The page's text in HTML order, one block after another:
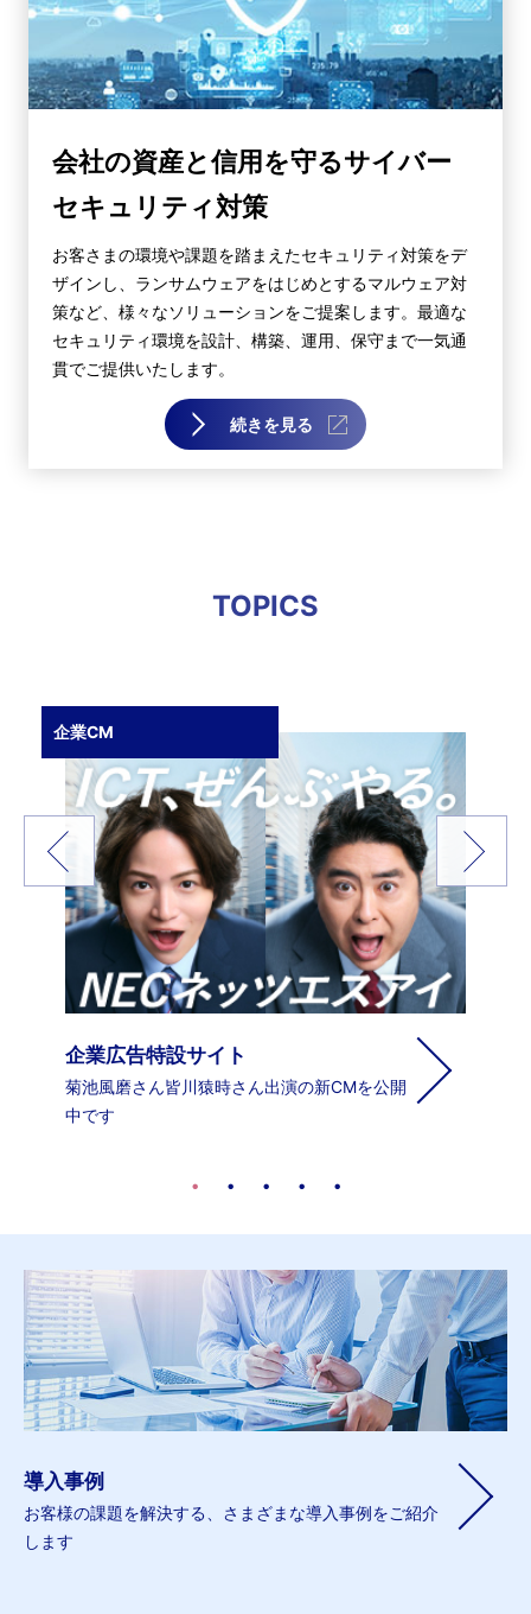
会社の資産と信用を守るサイバー
セキュリティ対策
お客さまの環境や課題を踏まえたセキュリティ対策をデ
ザインし、ランサムウェアをはじめとするマルウェア対
策など、様々なソリューションをご提案します。最適な
セキュリティ環境を設計、構築、運用、保守まで一気通
貫でご提供いたします。
続きを見る
TOPICS
社員紹介
社員インタビュー動画
社員にスポットライトを。新動画企画が始ま
りました！
導入事例
お客様の課題を解決する、さまざまな導入事例をご紹介
します